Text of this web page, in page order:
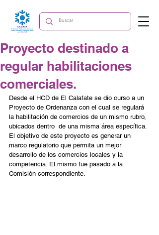
Proyecto destinado a
regular habilitaciones
comerciales.
Desde el HCD de El Calafate se dio curso a un
Proyecto de Ordenanza con el cual se regulará
la habilitación de comercios de un mismo rubro,
ubicados dentro  de una misma área específica.
El objetivo de este proyecto es generar un
marco regulatorio que permita un mejor
desarrollo de los comercios locales y la
competencia. El mismo fue pasado a la
Comisión correspondiente.